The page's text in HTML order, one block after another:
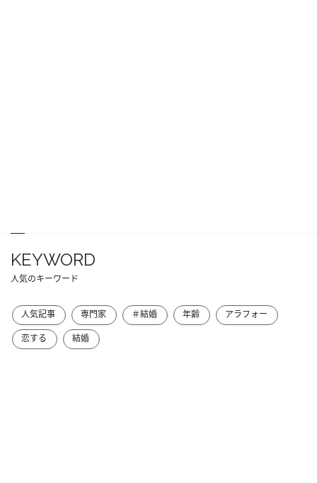
KEYWORD
人気のキーワード
人気記事 専門家 ＃結婚 年齢
アラフォー
恋する
結婚